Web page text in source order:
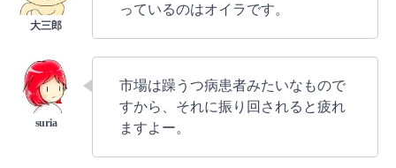
っているのはオイラです。
市場は躁うつ病患者みたいなもので
すから、それに振り回されると疲れ
ますよー。